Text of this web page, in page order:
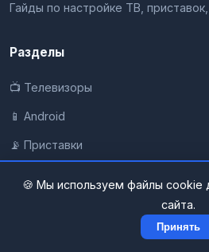
Гайды по настройке ТВ,
Разделы
📺 Телевизоры
📱 Android
📡 Приставки
🍪 Мы используем файлы cookie
сайта.
Принять